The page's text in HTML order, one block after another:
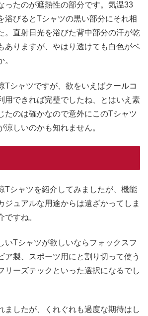
ったのが遮熱性の部分です。気温33
浴びるとTシャツの黒い部分にそれ相
。直射日光を浴びた背中部分の汗が乾
ありますが、やはり透けても白色がベ
Tシャツですが、欲をいえばクールコ
用できれば完璧でしたね、とはいえ素
たのは確かなので意外にこのTシャツ
涼しいのかも知れません。
Tシャツを紹介してみましたが、機能
ジュアルな用途からは遠ざかってしま
すね。
いTシャツが欲しいならフォックスフ
ア製、スポーツ用にと割り切って使う
リーズテックといった選択になるでし
ましたが、くれぐれも過度な期待はし